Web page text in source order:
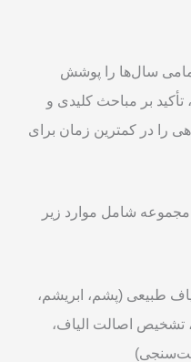
سال‌ها را پوشش
تأکید بر مباحث کلیدی و
را در کمترین زمان برای
شامل موارد زیر
طبیعی (پشم، ابریشم،
تشخیص اصالت الیاف،